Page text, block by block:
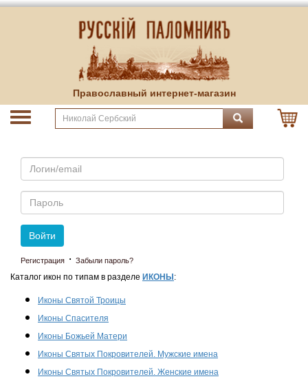
Православный интернет-магазин
Email
Пароль
Войти
Регистрация · Забыли пароль?
Каталог икон по типам в разделе ИКОНЫ :
Иконы Святой Троицы
Иконы Спасителя
Иконы Божьей Матери
Иконы Святых Покровителей. Мужские имена
Иконы Святых Покровителей. Женские имена